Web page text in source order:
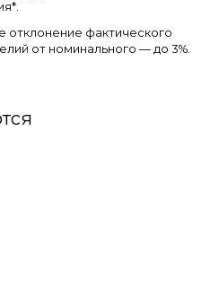
отклонение фактического
от номинального — до 3%.